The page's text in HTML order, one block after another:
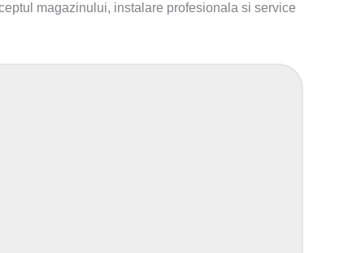
magazinului, instalare profesionala si service